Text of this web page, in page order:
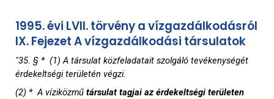
1995. évi LVII. törvény a vízgazdálkodásról
IX. Fejezet A vízgazdálkodási társulatok
"35. § * (1) A társulat közfeladatait szolgáló tevékenységét
érdekeltségi területén végzi.
(2) * A víziközműtársulat tagjai az érdekeltségi területen